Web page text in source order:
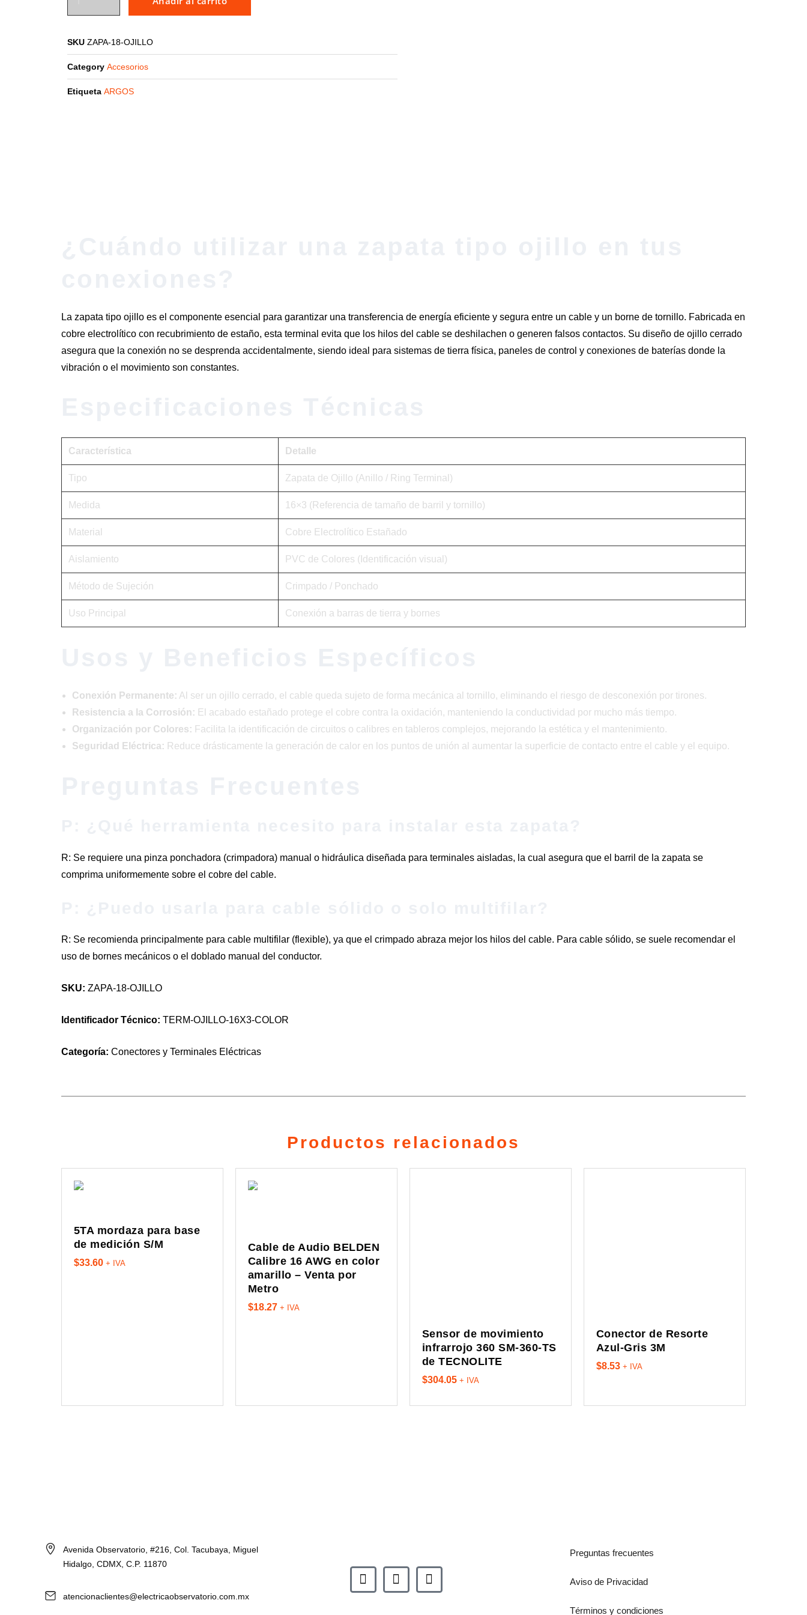
SKU ZAPA-18-OJILLO
Category Accesorios
Etiqueta ARGOS
La zapata tipo ojillo es el componente esencial para garantizar una transferencia de energía eficiente y segura entre un cable y un borne de tornillo. Fabricada en
cobre electrolítico con recubrimiento de estaño, esta terminal evita que los hilos del cable se deshilachen o generen falsos contactos. Su diseño de ojillo cerrado
asegura que la conexión no se desprenda accidentalmente, siendo ideal para sistemas de tierra física, paneles de control y conexiones de baterías donde la
vibración o el movimiento son constantes.
Característica Detalle
Tipo Zapata de Ojillo (Anillo / Ring Terminal)
Medida 16×3 (Referencia de tamaño de barril y tornillo)
Material Cobre Electrolítico Estañado
Aislamiento PVC de Colores (Identificación visual)
Método de Sujeción Crimpado / Ponchado
Uso Principal Conexión a barras de tierra y bornes
Conexión Permanente: Al ser un ojillo cerrado, el cable queda sujeto de forma mecánica al tornillo, eliminando el riesgo de desconexión por tirones.
Resistencia a la Corrosión: El acabado estañado protege el cobre contra la oxidación, manteniendo la conductividad por mucho más tiempo.
Organización por Colores: Facilita la identificación de circuitos o calibres en tableros complejos, mejorando la estética y el mantenimiento.
Seguridad Eléctrica: Reduce drásticamente la generación de calor en los puntos de unión al aumentar la superficie de contacto entre el cable y el equipo.
R: Se requiere una pinza ponchadora (crimpadora) manual o hidráulica diseñada para terminales aisladas, la cual asegura que el barril de la zapata se
comprima uniformemente sobre el cobre del cable.
R: Se recomienda principalmente para cable multifilar (flexible), ya que el crimpado abraza mejor los hilos del cable. Para cable sólido, se suele recomendar el
uso de bornes mecánicos o el doblado manual del conductor.
SKU: ZAPA-18-OJILLO
Identificador Técnico: TERM-OJILLO-16X3-COLOR
Categoría: Conectores y Terminales Eléctricas
Productos relacionados
5TA mordaza para base
de medición S/M
$33.60 + IVA
Cable de Audio BELDEN
Calibre 16 AWG en color
amarillo – Venta por
Metro
$18.27 + IVA
Sensor de movimiento
infrarrojo 360 SM-360-TS
de TECNOLITE
$304.05 + IVA
Conector de Resorte
Azul-Gris 3M
$8.53 + IVA
Avenida Observatorio, #216, Col. Tacubaya, Miguel
Hidalgo, CDMX, C.P. 11870
atencionaclientes@electricaobservatorio.com.mx
Preguntas frecuentes
Aviso de Privacidad
Términos y condiciones